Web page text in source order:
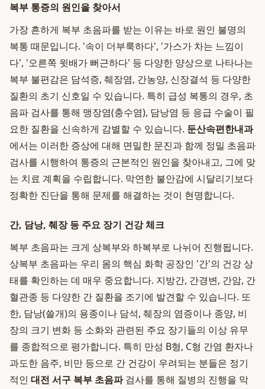
복부 통증의 원인을 찾아서
가장 흔하게 복부 초음파를 받는 이유는 바로 원인 불명의
복통 때문입니다. '속이 더부룩하다', '가스가 차는 느낌이
다', '오른쪽 윗배가 뻐근하다' 등 다양한 양상으로 나타나는
복부 불편감은 담석증, 췌장염, 간농양, 신장결석 등 다양한
질환의 초기 신호일 수 있습니다. 특히 급성 복통의 경우, 초
음파 검사를 통해 맹장염(충수염), 담낭염 등 응급 수술이 필
요한 질환을 신속하게 감별할 수 있습니다. 둔산속편한내과
에서는 이러한 증상에 대해 면밀한 문진과 함께 정밀 초음파
검사를 시행하여 통증의 근본적인 원인을 찾아내고, 그에 맞
는 치료 계획을 수립합니다. 막연한 불안감에 시달리기보다
정확한 진단을 통해 문제를 해결하는 것이 현명합니다.
간, 담낭, 췌장 등 주요 장기 건강 체크
복부 초음파는 크게 상복부와 하복부로 나뉘어 진행됩니다.
상복부 초음파는 우리 몸의 핵심 화학 공장인 '간'의 건강 상
태를 확인하는 데 매우 중요합니다. 지방간, 간경변, 간암, 간
혈관종 등 다양한 간 질환을 조기에 발견할 수 있습니다. 또
한, 담낭(쓸개)의 용종이나 담석, 췌장의 염증이나 종양, 비
장의 크기 변화 등 소화와 관련된 주요 장기들의 이상 유무
를 종합적으로 평가합니다. 특히 만성 B형, C형 간염 환자나
과도한 음주, 비만 등으로 간 건강이 우려되는 분들은 정기
적인 대전 서구 복부 초음파검사를 통해 질병의 진행을 막